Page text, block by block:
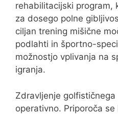
rehabilitacijski program,
za dosego polne
ciljan trening mišične
podlahti in športno-
možnostjo vplivanja na
igranja.
Zdravljenje
operativno. Priporoča